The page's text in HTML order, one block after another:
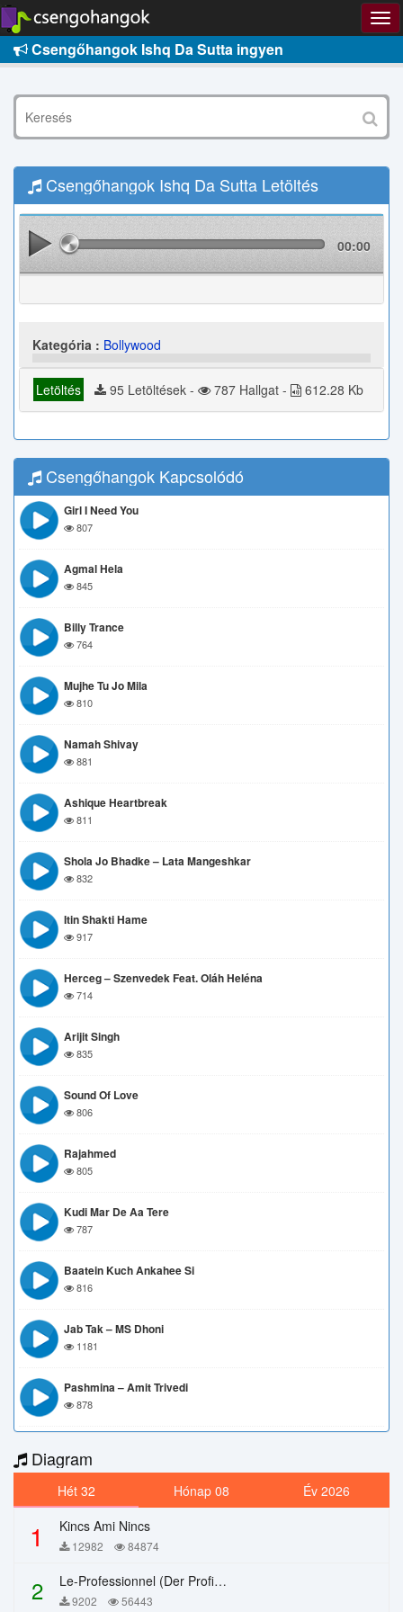
Csengőhangok Ishq Da Sutta ingyen
Csengőhangok Ishq Da Sutta Letöltés
00:00
Kategória : Bollywood
Letöltés 95 Letöltések - 787 Hallgat - 612.28 Kb
Csengőhangok Kapcsolódó
Girl I Need You
807
Agmal Hela
845
Billy Trance
764
Mujhe Tu Jo Mila
810
Namah Shivay
881
Ashique Heartbreak
811
Shola Jo Bhadke – Lata Mangeshkar
832
Itin Shakti Hame
917
Herceg – Szenvedek Feat. Oláh Heléna
714
Arijit Singh
835
Sound Of Love
806
Rajahmed
805
Kudi Mar De Aa Tere
787
Baatein Kuch Ankahee Si
816
Jab Tak – MS Dhoni
1181
Pashmina – Amit Trivedi
878
Diagram
Hét 32 Hónap 08 Év 2026
1 Kincs Ami Nincs
12982 84874
2 Le-Professionnel (Der Profi) – Chi Mai
9202 56443